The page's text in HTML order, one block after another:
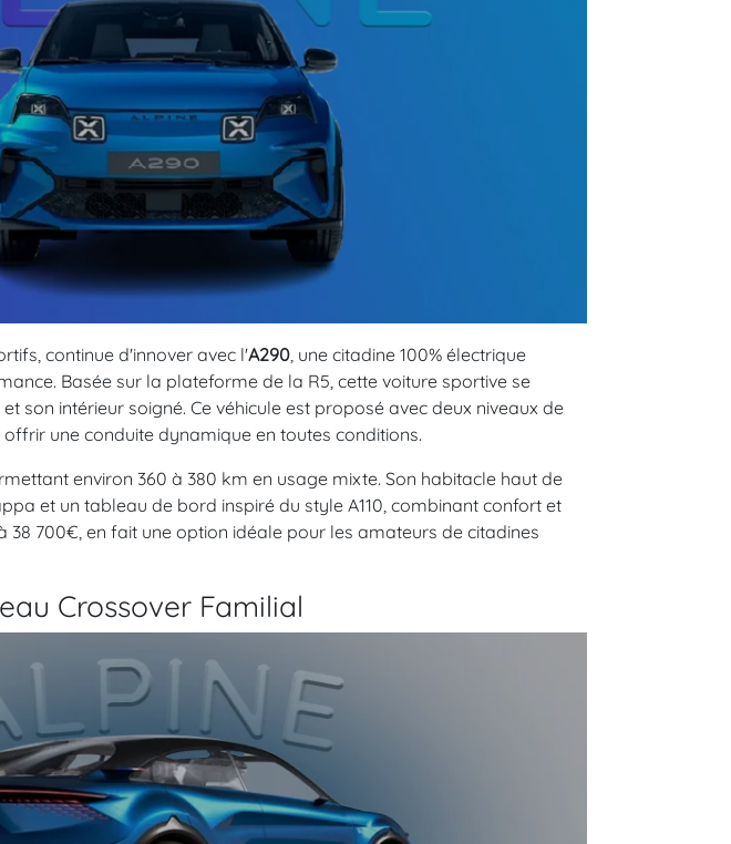
continue d'innover avec l'A290, une citadine 100% électrique
Basée sur la plateforme de la R5, cette voiture sportive se
son intérieur soigné. Ce véhicule est proposé avec deux niveaux de
une conduite dynamique en toutes conditions.
environ 360 à 380 km en usage mixte. Son habitacle haut de
et un tableau de bord inspiré du style A110, combinant confort et
38 700€, en fait une option idéale pour les amateurs de citadines
Crossover Familial